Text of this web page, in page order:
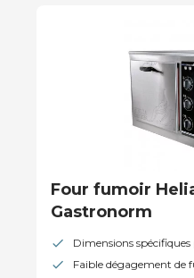
Four fumoir
Gastronorm
Dimensions
Faible dégagement de